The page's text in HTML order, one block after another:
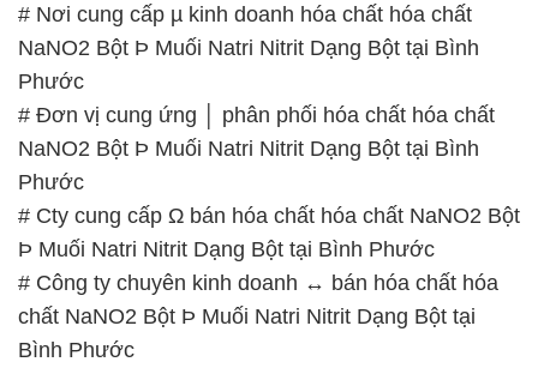
# Nơi cung cấp µ kinh doanh hóa chất hóa chất
NaNO2 Bột Þ Muối Natri Nitrit Dạng Bột tại Bình
Phước
# Đơn vị cung ứng │ phân phối hóa chất hóa chất
NaNO2 Bột Þ Muối Natri Nitrit Dạng Bột tại Bình
Phước
# Cty cung cấp Ω bán hóa chất hóa chất NaNO2 Bột
Þ Muối Natri Nitrit Dạng Bột tại Bình Phước
# Công ty chuyên kinh doanh ↔ bán hóa chất hóa
chất NaNO2 Bột Þ Muối Natri Nitrit Dạng Bột tại
Bình Phước